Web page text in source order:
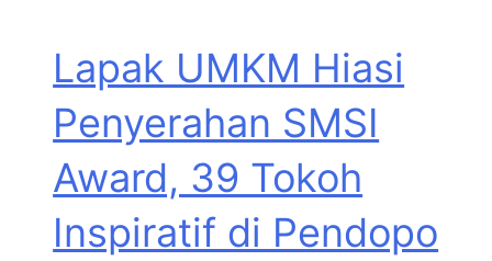
Lapak UMKM Hiasi
Penyerahan SMSI
Award, 39 Tokoh
Inspiratif di Pendopo